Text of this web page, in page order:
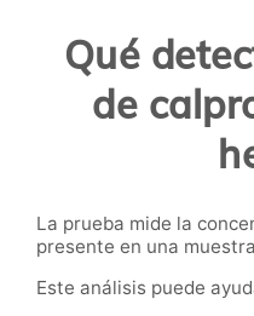
Qué
de
La prueba mide la
presente en una
Este análisis puede